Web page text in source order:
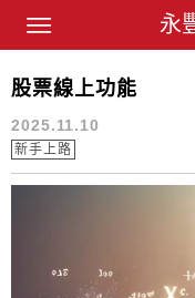
永豐業永
Main Menu
線上股票匯撥
股票線上功能
2025.11.10
新手上路